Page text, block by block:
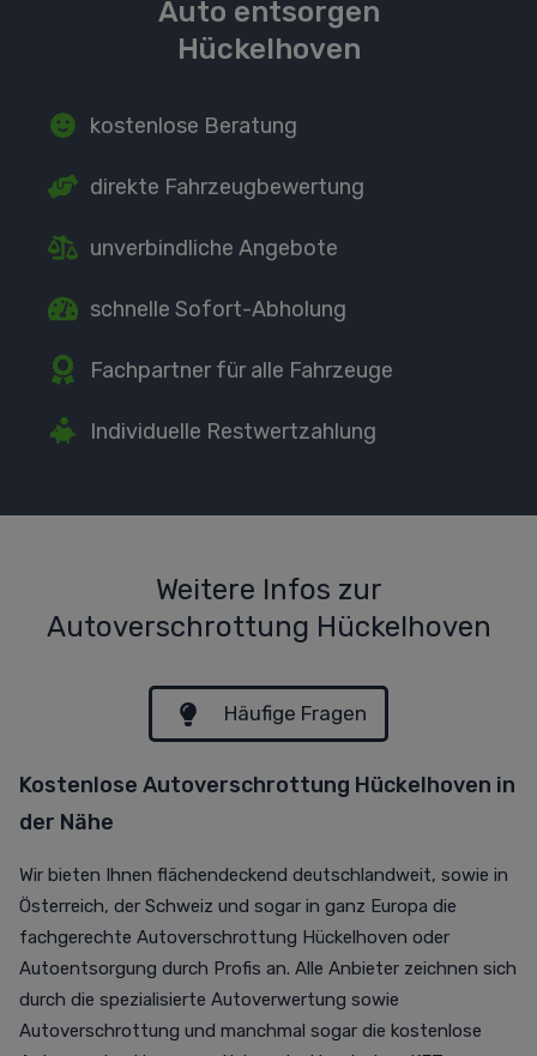
Auto entsorgen
Hückelhoven
kostenlose Beratung
direkte Fahrzeugbewertung
unverbindliche Angebote
schnelle Sofort-Abholung
Fachpartner für alle Fahrzeuge
Individuelle Restwertzahlung
Weitere Infos zur
Autoverschrottung Hückelhoven
Häufige Fragen
Kostenlose Autoverschrottung Hückelhoven in
der Nähe
Wir bieten Ihnen flächendeckend deutschlandweit, sowie in
Österreich, der Schweiz und sogar in ganz Europa die
fachgerechte Autoverschrottung Hückelhoven oder
Autoentsorgung durch Profis an. Alle Anbieter zeichnen sich
durch die spezialisierte Autoverwertung sowie
Autoverschrottung und manchmal sogar die kostenlose